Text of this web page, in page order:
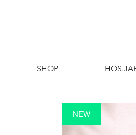
​SHOP
NEW